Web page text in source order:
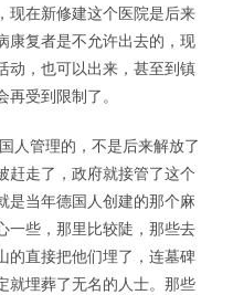
现在新修建这个医院是后来
康复者是不允许出去的，现
，也可以出来，甚至到镇
受到限制了。
人管理的，不是后来解放了
赶走了，政府就接管了这个
是当年德国人创建的那个麻
一些，那里比较陡，那些去
的直接把他们埋了，连墓碑
就埋葬了无名的人士。那些